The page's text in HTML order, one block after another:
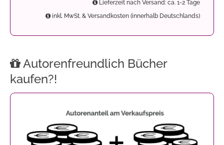
Lieferzeit nach Versand: ca. 1-2 Tage
inkl. MwSt. & Versandkosten (innerhalb Deutschlands)
Autorenfreundlich Bücher
kaufen?!